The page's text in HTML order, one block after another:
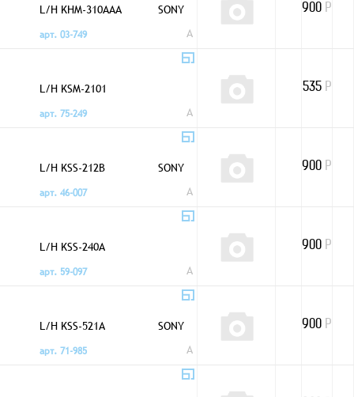
L/H KHM-310AAA
SONY
арт. 03-749
A
900 Р
L/H KSM-2101
арт. 75-249
A
535 Р
L/H KSS-212B
SONY
арт. 46-007
A
900 Р
L/H KSS-240A
арт. 59-097
A
900 Р
L/H KSS-521A
SONY
арт. 71-985
A
900 Р